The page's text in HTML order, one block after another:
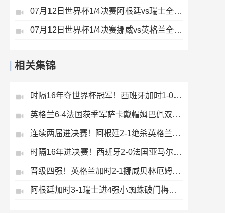
07月12日世界杯1/4决赛阿根廷vs瑞士全场录像
07月12日世界杯1/4决赛挪威vs英格兰全场录像
相关集锦
时隔16年夺世界杯冠军！西班牙加时1-0阿根廷费兰制胜恩佐染红
英格兰6-4法国获季军萨卡戴帽姆巴佩双响创纪录奥利塞2助+失良机
连续两届进决赛！阿根廷2-1绝杀英格兰劳塔罗恩佐破门梅西两助攻
时隔16年进决赛！西班牙2-0法国亚马尔造点奥亚萨瓦尔、波罗破门
晋级四强！英格兰加时2-1挪威贝林厄姆连场双响谢尔德鲁普破门
阿根廷加时3-1瑞士进4强小蜘蛛破门梅西助攻麦卡恩博洛假摔染红